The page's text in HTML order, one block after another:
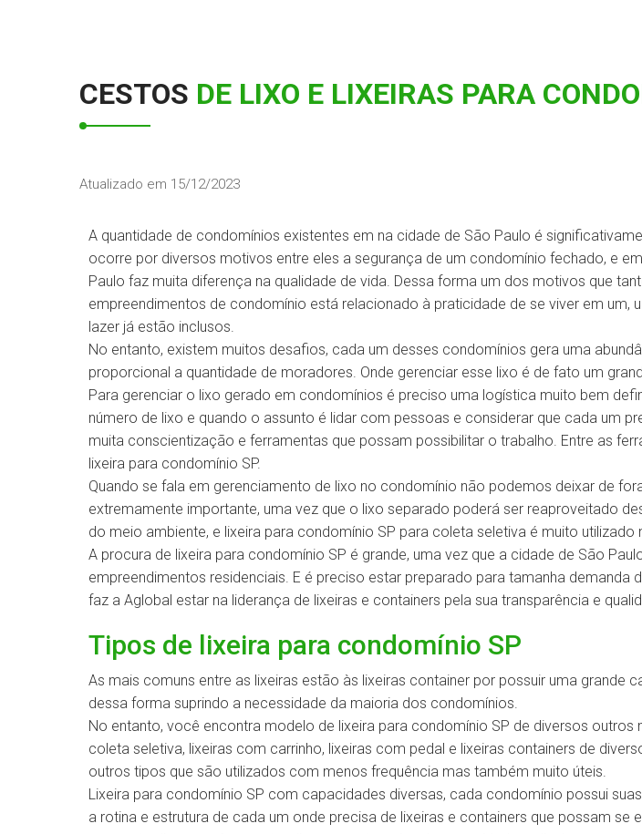
CESTOS DE LIXO E LIXEIRAS PARA
Atualizado em 15/12/2023
A quantidade de condomínios existentes em na cidade de São Paulo é
ocorre por diversos motivos entre eles a segurança de um condomínio fechado, e
Paulo faz muita diferença na qualidade de vida. Dessa forma um dos motivos que
empreendimentos de condomínio está relacionado à praticidade de se viver em um,
lazer já estão inclusos.
No entanto, existem muitos desafios, cada um desses condomínios gera uma
proporcional a quantidade de moradores. Onde gerenciar esse lixo é de fato um
Para gerenciar o lixo gerado em condomínios é preciso uma logística muito bem
número de lixo e quando o assunto é lidar com pessoas e considerar que cada um
muita conscientização e ferramentas que possam possibilitar o trabalho. Entre as
lixeira para condomínio SP.
Quando se fala em gerenciamento de lixo no condomínio não podemos deixar de
extremamente importante, uma vez que o lixo separado poderá ser reaproveitado
do meio ambiente, e lixeira para condomínio SP para coleta seletiva é muito utilizado
A procura de lixeira para condomínio SP é grande, uma vez que a cidade de São
empreendimentos residenciais. E é preciso estar preparado para tamanha demanda
faz a Aglobal estar na liderança de lixeiras e containers pela sua transparência e
Tipos de lixeira para condomínio SP
As mais comuns entre as lixeiras estão às lixeiras container por possuir uma grande
dessa forma suprindo a necessidade da maioria dos condomínios.
No entanto, você encontra modelo de lixeira para condomínio SP de diversos outros
coleta seletiva, lixeiras com carrinho, lixeiras com pedal e lixeiras containers de
outros tipos que são utilizados com menos frequência mas também muito úteis.
Lixeira para condomínio SP com capacidades diversas, cada condomínio possui
a rotina e estrutura de cada um onde precisa de lixeiras e containers que possam se